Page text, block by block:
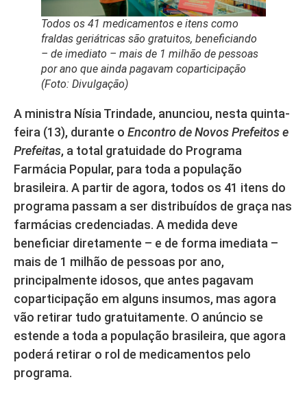
Todos os 41 medicamentos e itens como
fraldas geriátricas são gratuitos, beneficiando
– de imediato – mais de 1 milhão de pessoas
por ano que ainda pagavam coparticipação
(Foto: Divulgação)
A ministra Nísia Trindade, anunciou, nesta quinta-
feira (13), durante o Encontro de Novos Prefeitos e
Prefeitas, a total gratuidade do Programa
Farmácia Popular, para toda a população
brasileira. A partir de agora, todos os 41 itens do
programa passam a ser distribuídos de graça nas
farmácias credenciadas. A medida deve
beneficiar diretamente – e de forma imediata –
mais de 1 milhão de pessoas por ano,
principalmente idosos, que antes pagavam
coparticipação em alguns insumos, mas agora
vão retirar tudo gratuitamente. O anúncio se
estende a toda a população brasileira, que agora
poderá retirar o rol de medicamentos pelo
programa.